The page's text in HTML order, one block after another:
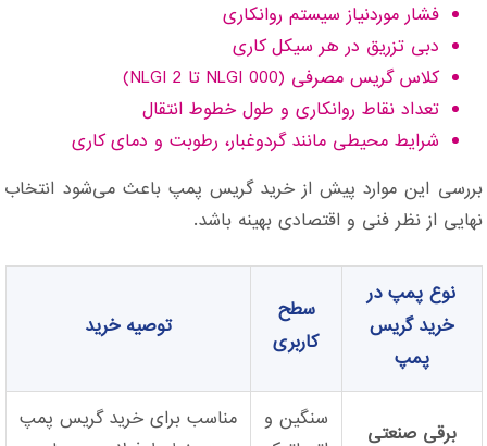
فشار موردنیاز سیستم روانکاری
دبی تزریق در هر سیکل کاری
کلاس گریس مصرفی (NLGI 000 تا NLGI 2)
تعداد نقاط روانکاری و طول خطوط انتقال
شرایط محیطی مانند گردوغبار، رطوبت و دمای کاری
بررسی این موارد پیش از خرید گریس پمپ باعث می‌شود انتخاب
نهایی از نظر فنی و اقتصادی بهینه باشد.
نوع پمپ در
خرید گریس
پمپ
سطح
کاربری
توصیه خرید
برقی صنعتی
سنگین و
مناسب برای خرید گریس پمپ